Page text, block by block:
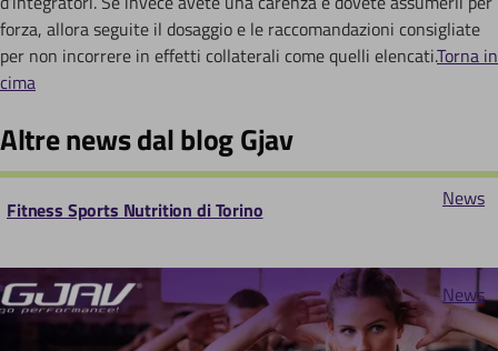
forza, allora seguite il dosaggio e le raccomandazioni consigliate
per non incorrere in effetti collaterali come quelli elencati.Torna in
cima
Altre news dal blog Gjav
News
Fitness Sports Nutrition di Torino
News